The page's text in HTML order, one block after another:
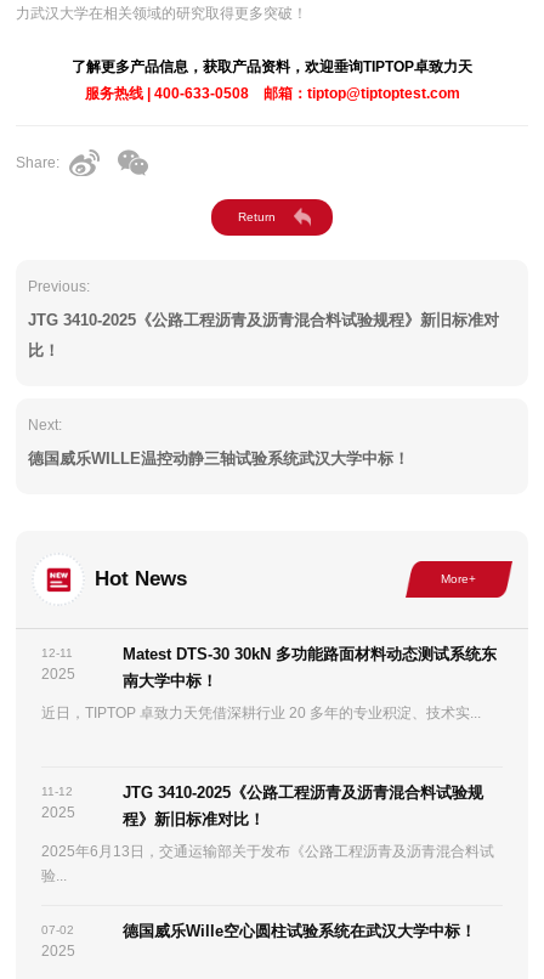
力武汉大学在相关领域的研究取得更多突破！
了解更多产品信息，获取产品资料，欢迎垂询TIPTOP卓致力天
服务热线 | 400-633-0508 邮箱：tiptop@tiptoptest.com
Share:
Previous:
JTG 3410-2025《公路工程沥青及沥青混合料试验规程》新旧标准对
比！
Next:
德国威乐WILLE温控动静三轴试验系统武汉大学中标！
Hot News
12-11
2025
Matest DTS-30 30kN 多功能路面材料动态测试系统东
南大学中标！
近日，TIPTOP 卓致力天凭借深耕行业 20 多年的专业积淀、技术实...
11-12
2025
JTG 3410-2025《公路工程沥青及沥青混合料试验规
程》新旧标准对比！
2025年6月13日，交通运输部关于发布《公路工程沥青及沥青混合料试
验...
07-02
2025
德国威乐Wille空心圆柱试验系统在武汉大学中标！